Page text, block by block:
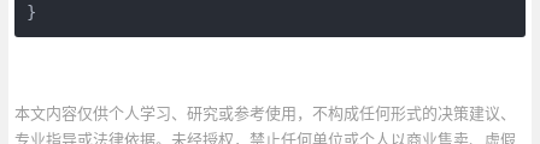
}
本文内容仅供个人学习、研究或参考使用，不构成任何形式的决策建议、
专业指导或法律依据。未经授权，禁止任何单位或个人以商业售卖、虚假